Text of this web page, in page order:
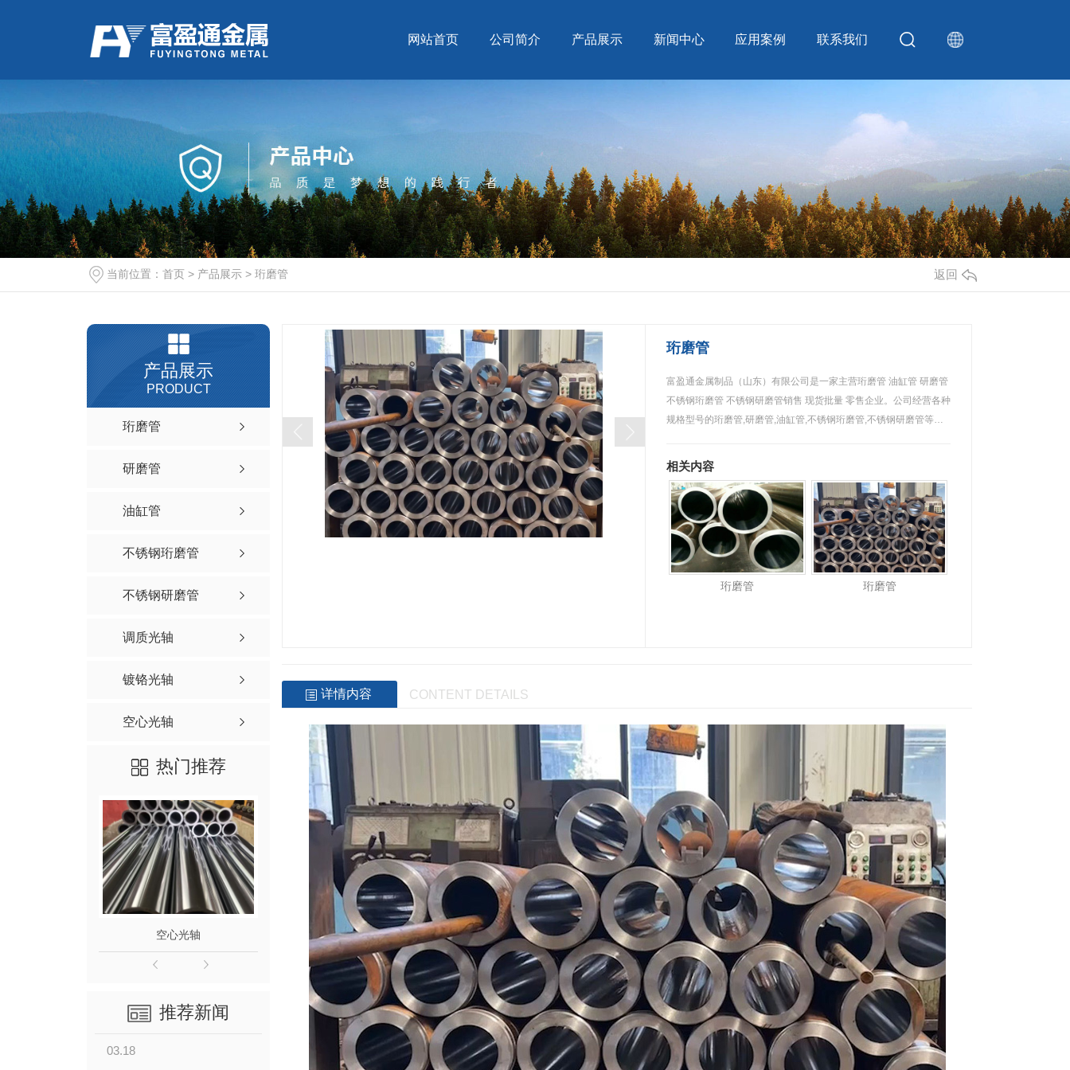
网站首页 公司简介 产品展示 新闻中心 应用案例 联系我们
当前位置： 首页> 产品展示> 珩磨管 返回
产品展示
PRODUCT
珩磨管
研磨管
油缸管
不锈钢珩磨管
不锈钢研磨管
调质光轴
镀铬光轴
空心光轴
热门推荐
空心光轴 镀铬光轴 调质光轴 珩磨管 研磨管
推荐新闻
03.18
珩磨管
富盈通金属制品（山东）有限公司是一家主营珩磨管 油缸管 研磨管
不锈钢珩磨管 不锈钢研磨管销售 现货批量 零售企业。公司经营各种
规格型号的珩磨管,研磨管,油缸管,不锈钢珩磨管,不锈钢研磨管等，
国…
相关内容
珩磨管 珩磨管
详情内容 CONTENT DETAILS